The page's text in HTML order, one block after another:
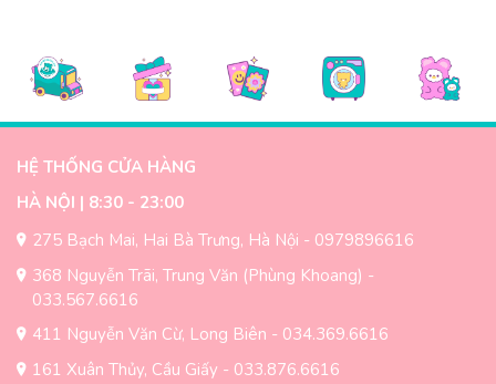
HỆ THỐNG CỬA HÀNG
HÀ NỘI | 8:30 - 23:00
275 Bạch Mai, Hai Bà Trưng, Hà Nội - 0979896616
368 Nguyễn Trãi, Trung Văn (Phùng Khoang) -
033.567.6616
411 Nguyễn Văn Cừ, Long Biên - 034.369.6616
161 Xuân Thủy, Cầu Giấy - 033.876.6616